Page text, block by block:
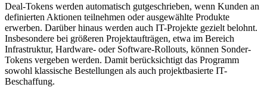
Deal-Tokens werden automatisch gutgeschrieben, wenn Kunden an
definierten Aktionen teilnehmen oder ausgewählte Produkte
erwerben. Darüber hinaus werden auch IT-Projekte gezielt belohnt.
Insbesondere bei größeren Projektaufträgen, etwa im Bereich
Infrastruktur, Hardware- oder Software-Rollouts, können Sonder-
Tokens vergeben werden. Damit berücksichtigt das Programm
sowohl klassische Bestellungen als auch projektbasierte IT-
Beschaffung.